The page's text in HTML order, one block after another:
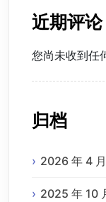
近期评论
您尚未收到任
归档
2026 年 4 月
2025 年 10